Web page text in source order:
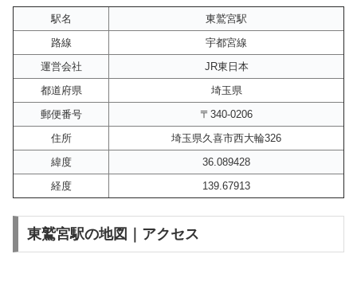
駅名
東鷲宮駅
路線
宇都宮線
運営会社
JR東日本
都道府県
埼玉県
郵便番号
〒340-0206
住所
埼玉県久喜市西大輪326
緯度
36.089428
経度
139.67913
東鷲宮駅の地図｜アクセス